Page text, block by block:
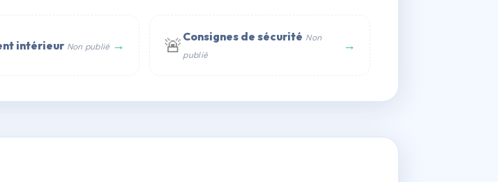
intérieur Non publié → 🚨 Consignes de sécurité Non
publié
→
🇫🇷